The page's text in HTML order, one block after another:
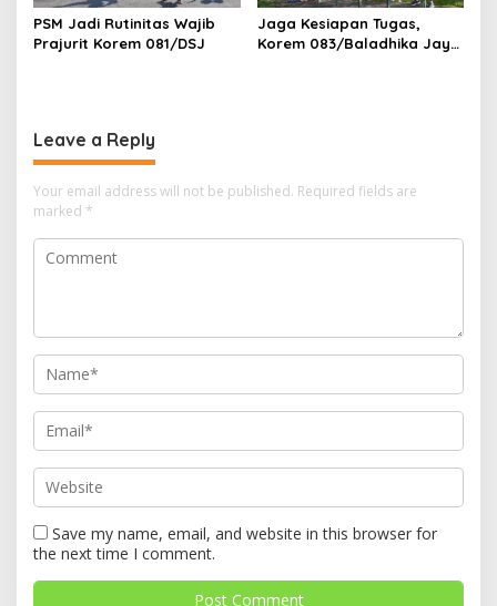
PSM Jadi Rutinitas Wajib
Prajurit Korem 081/DSJ
Jaga Kesiapan Tugas,
Korem 083/Baladhika Jaya
Leave a Reply
Your email address will not be published. Required fields are
marked *
Save my name, email, and website in this browser for
the next time I comment.